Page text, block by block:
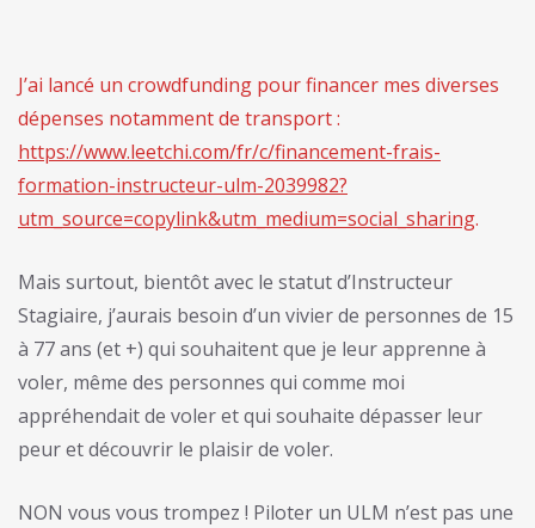
J’ai lancé un crowdfunding pour financer mes diverses
dépenses notamment de transport :
https://www.leetchi.com/fr/c/financement-frais-
formation-instructeur-ulm-2039982?
utm_source=copylink&utm_medium=social_sharing.
Mais surtout, bientôt avec le statut d’Instructeur
Stagiaire, j’aurais besoin d’un vivier de personnes de 15
à 77 ans (et +) qui souhaitent que je leur apprenne à
voler, même des personnes qui comme moi
appréhendait de voler et qui souhaite dépasser leur
peur et découvrir le plaisir de voler.
NON vous vous trompez ! Piloter un ULM n’est pas une